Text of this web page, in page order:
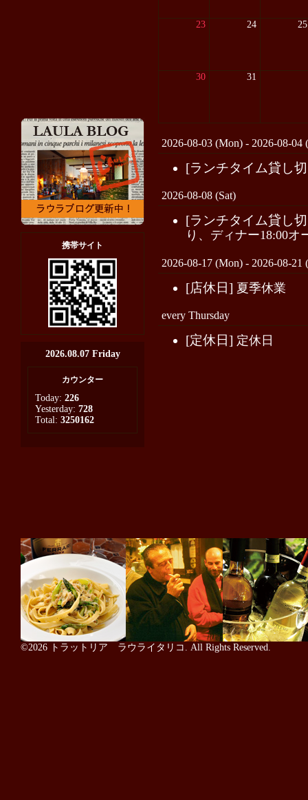
23 24 25
30 31
2026-08-03 (Mon) - 2026-08-04
[ランチタイム貸し
2026-08-08 (Sat)
[ランチタイム貸し
り、ディナー18:00オ
2026-08-17 (Mon) - 2026-08-21
[店休日] 夏季休業
every Thursday
[定休日] 定休日
携帯サイト
2026.08.07 Friday
カウンター
Today: 226
Yesterday: 728
Total: 3250162
©2026 トラットリア ラウライタリコ . All Rights Reserved.